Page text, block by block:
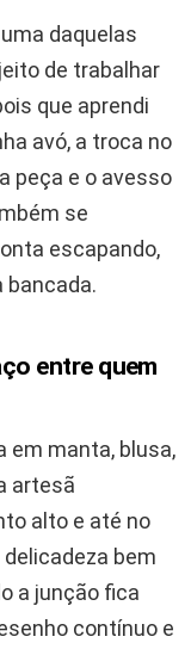
daquelas
de trabalhar
que aprendi
avó, a troca no
peça e o avesso
se
escapando,
entre quem
em manta, blusa,
artesã
alto e até no
bem
a junção fica
contínuo e